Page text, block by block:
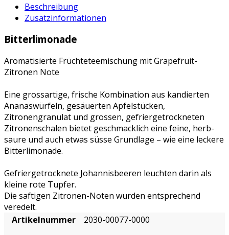
Beschreibung
Zusatzinformationen
Bitterlimonade
Aromatisierte Früchteteemischung mit Grapefruit-
Zitronen Note
Eine grossartige, frische Kombination aus kandierten
Ananaswürfeln, gesäuerten Apfelstücken,
Zitronengranulat und grossen, gefriergetrockneten
Zitronenschalen bietet geschmacklich eine feine, herb-
saure und auch etwas süsse Grundlage – wie eine leckere
Bitterlimonade.
Gefriergetrocknete Johannisbeeren leuchten darin als
kleine rote Tupfer.
Die saftigen Zitronen-Noten wurden entsprechend
veredelt.
Artikelnummer
2030-00077-0000